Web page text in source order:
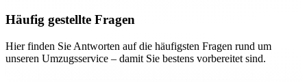
Häufig gestellte Fragen
Hier finden Sie Antworten auf die häufigsten Fragen rund um
unseren Umzugsservice – damit Sie bestens vorbereitet sind.